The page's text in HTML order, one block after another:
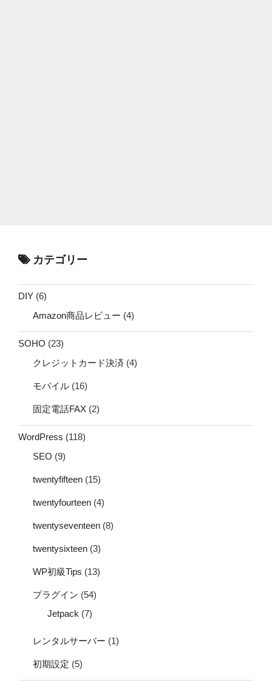
カテゴリー
DIY (6)
Amazon商品レビュー (4)
SOHO (23)
クレジットカード決済 (4)
モバイル (16)
固定電話FAX (2)
WordPress (118)
SEO (9)
twentyfifteen (15)
twentyfourteen (4)
twentyseventeen (8)
twentysixteen (3)
WP初級Tips (13)
プラグイン (54)
Jetpack (7)
レンタルサーバー (1)
初期設定 (5)